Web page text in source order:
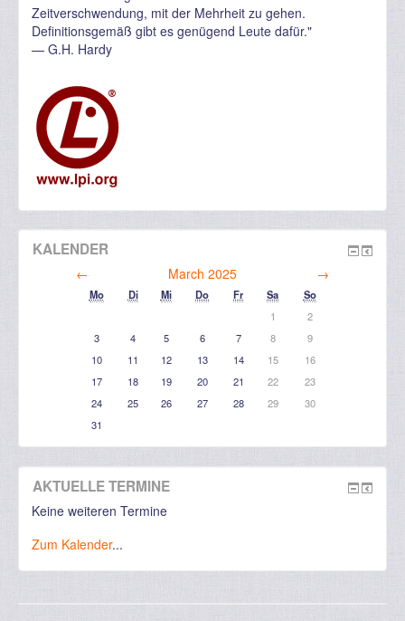
Zeitverschwendung, mit der Mehrheit zu gehen.
Definitionsgemäß gibt es genügend Leute dafür."
— G.H. Hardy
KALENDER
← March 2025 →
Mo Di Mi Do Fr Sa
So
1
2
3
4 5 6 7 8
9
10
11 12 13 14 15
16
17
18 19 20 21 22
23
24
25 26 27 28 29
30
31
AKTUELLE TERMINE
Keine weiteren Termine
Zum Kalender...